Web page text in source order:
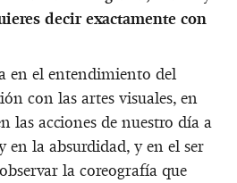
decir exactamente con
en el entendimiento del
con las artes visuales, en
las acciones de nuestro día a
en la absurdidad, y en el ser
la coreografía que